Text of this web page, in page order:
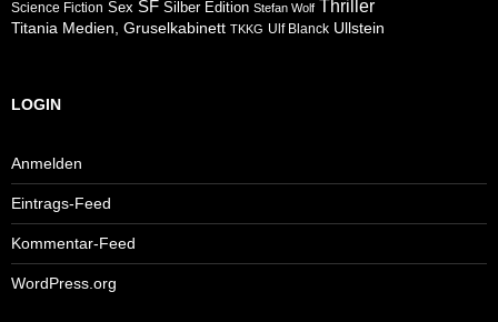
Science Fiction Sex SF Silber Edition Stefan Wolf Thriller
Titania Medien, Gruselkabinett TKKG Ulf Blanck Ullstein
LOGIN
Anmelden
Eintrags-Feed
Kommentar-Feed
WordPress.org